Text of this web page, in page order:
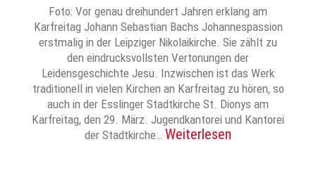
Foto: Vor genau dreihundert Jahren erklang am
Karfreitag Johann Sebastian Bachs Johannespassion
erstmalig in der Leipziger Nikolaikirche. Sie zählt zu
den eindrucksvollsten Vertonungen der
Leidensgeschichte Jesu. Inzwischen ist das Werk
traditionell in vielen Kirchen an Karfreitag zu hören, so
auch in der Esslinger Stadtkirche St. Dionys am
Karfreitag, den 29. März. Jugendkantorei und Kantorei
der Stadtkirche… Weiterlesen